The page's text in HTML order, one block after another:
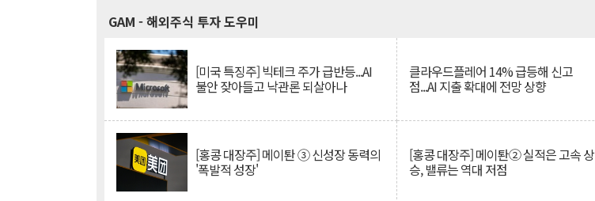
GAM - 해외주식 투자 도우미
[미국 특징주] 빅테크 주가 급반등...AI
불안 잦아들고 낙관론 되살아나
클라우드플레어 14% 급등해 신고
점...AI 지출 확대에 전망 상향
[홍콩 대장주] 메이퇀 ③ 신성장 동력의
'폭발적 성장'
[홍콩 대장주] 메이퇀② 실적은 고속 상
승, 밸류는 역대 저점